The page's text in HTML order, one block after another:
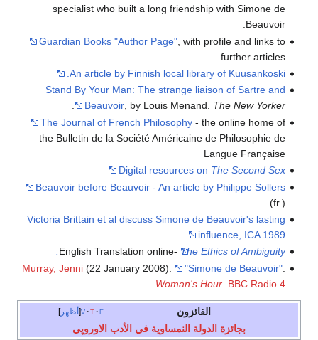
specialist who built a long friendship with Simone de
Beauvoir.
Guardian Books "Author Page", with profile and links to
further articles.
An article by Finnish local library of Kuusankoski.
Stand By Your Man: The strange liaison of Sartre and
Beauvoir, by Louis Menand. The New Yorker
.
The Journal of French Philosophy- the online home of
the Bulletin de la Société Américaine de Philosophie de
Langue Française
Digital resources on The Second Sex
Beauvoir before Beauvoir - An article by Philippe Sollers
(fr.)
Victoria Brittain et al discuss Simone de Beauvoir's lasting
influence, ICA 1989
English Translation online- The Ethics of Ambiguity.
Murray, Jenni(22 January 2008). "Simone de Beauvoir".
Woman's Hour. BBC Radio 4
أظهر v t e
الفائزون
بجائزة الدولة النمساوية في الأدب الاوروپي